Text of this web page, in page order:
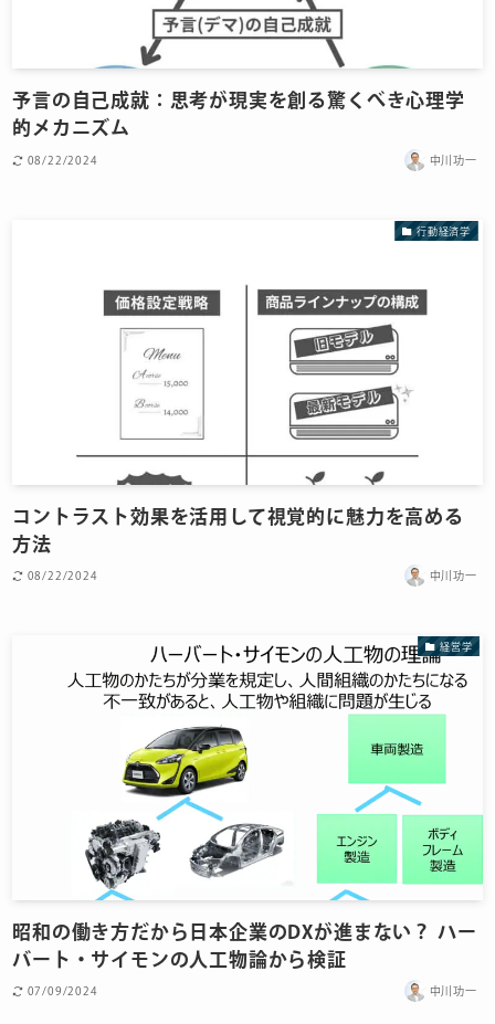
予言の自己成就：思考が現実を創る驚くべき心理学
的メカニズム
08/22/2024 中川功一
行動経済学
コントラスト効果を活用して視覚的に魅力を高める
方法
08/22/2024 中川功一
経営学
昭和の働き方だから日本企業のDXが進まない？ ハー
バート・サイモンの人工物論から検証
07/09/2024 中川功一